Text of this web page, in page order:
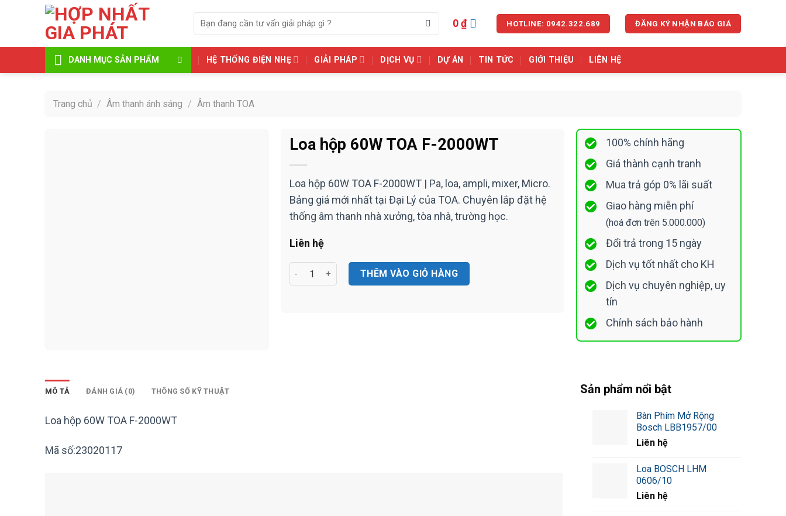
kiếm:
0₫ HOTLINE: 0942.322.689 ĐĂNG KÝ NHẬN BÁO GIÁ
DANH MỤC SẢN PHẨM HỆ THỐNG ĐIỆN NHẸ GIẢI PHÁP DỊCH VỤ DỰ ÁN TIN TỨC GIỚI THIỆU LIÊN HỆ
Trang chủ / Âm thanh ánh sáng / Âm thanh TOA
Loa hộp 60W TOA F-2000WT
Loa hộp 60W TOA F-2000WT | Pa, loa, ampli, mixer, Micro.
Bảng giá mới nhất tại Đại Lý của TOA. Chuyên lắp đặt hệ
thống âm thanh nhà xưởng, tòa nhà, trường học.
Liên hệ
Loa hộp 60W TOA F-2000WT số lượng
THÊM VÀO GIỎ HÀNG
100% chính hãng
Giá thành cạnh tranh
Mua trả góp 0% lãi suất
Giao hàng miễn phí
(hoá đơn trên 5.000.000)
Đổi trả trong 15 ngày
Dịch vụ tốt nhất cho KH
Dịch vụ chuyên nghiệp, uy
tín
Chính sách bảo hành
MÔ TẢ ĐÁNH GIÁ (0) THÔNG SỐ KỸ THUẬT
Loa hộp 60W TOA F-2000WT
Mã số:23020117
Sản phẩm nổi bật
Bàn Phím Mở Rộng
Bosch LBB1957/00
Liên hệ
Loa BOSCH LHM
0606/10
Liên hệ